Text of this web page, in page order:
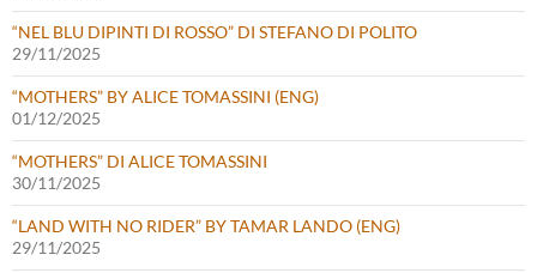
“NEL BLU DIPINTI DI ROSSO” DI STEFANO DI POLITO
29/11/2025
“MOTHERS” BY ALICE TOMASSINI (ENG)
01/12/2025
“MOTHERS” DI ALICE TOMASSINI
30/11/2025
“LAND WITH NO RIDER” BY TAMAR LANDO (ENG)
29/11/2025